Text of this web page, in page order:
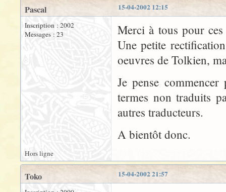
15-04-2002 12:15
Pascal
Inscription : 2002
Messages : 23
Merci à tous pour
Une petite
oeuvres de Tolkien,
Je pense
termes non traduits
autres traducteurs.
A bientôt donc.
Hors ligne
15-04-2002 21:57
Toko